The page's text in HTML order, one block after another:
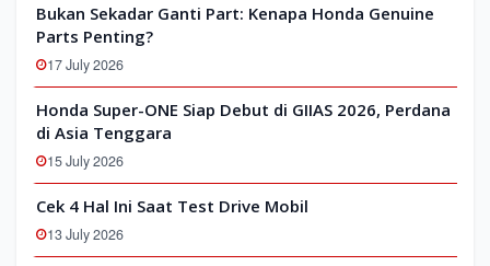
Bukan Sekadar Ganti Part: Kenapa Honda Genuine
Parts Penting?
17 July 2026
Honda Super-ONE Siap Debut di GIIAS 2026, Perdana
di Asia Tenggara
15 July 2026
Cek 4 Hal Ini Saat Test Drive Mobil
13 July 2026